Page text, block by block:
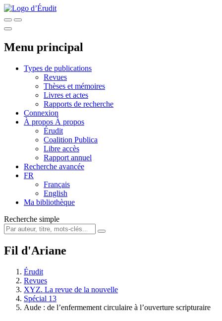
Menu principal
Types de publications
Revues
Thèses et mémoires
Livres et actes
Rapports de recherche
Connexion
À propos À propos
Érudit
Coalition Publica
Libre accès
Rapport annuel
Recherche avancée
FR
Français
English
Ma bibliothèque
Recherche simple
Fil d'Ariane
Érudit
Revues
XYZ. La revue de la nouvelle
Spécial 13
Aude : de l’enfermement circulaire à l’ouverture scripturaire